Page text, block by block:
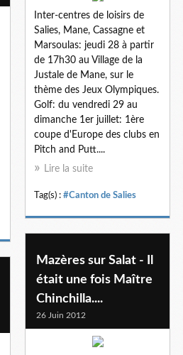
Inter-centres de loisirs de
Salies, Mane, Cassagne et
Marsoulas: jeudi 28 à partir
de 17h30 au Village de la
Justale de Mane, sur le
thème des Jeux Olympiques.
Golf: du vendredi 29 au
dimanche 1er juillet: 1ère
coupe d'Europe des clubs en
Pitch and Putt....
Lire la suite
Tag(s) : #Canton de Salies
Mazères sur Salat - Il
était une fois Maître
Chinchilla....
26 Juin 2012